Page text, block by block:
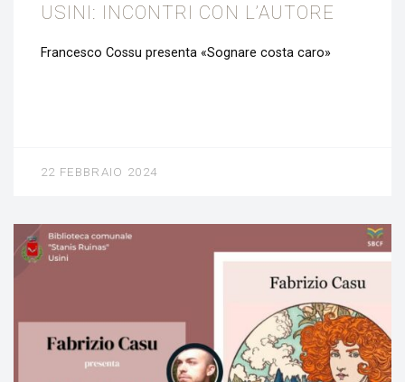
USINI: INCONTRI CON L’AUTORE
Francesco Cossu presenta «Sognare costa caro»
22 FEBBRAIO 2024